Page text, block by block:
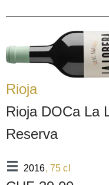
Rioja
Rioja DOCa La
Reserva
2016, 75 cl